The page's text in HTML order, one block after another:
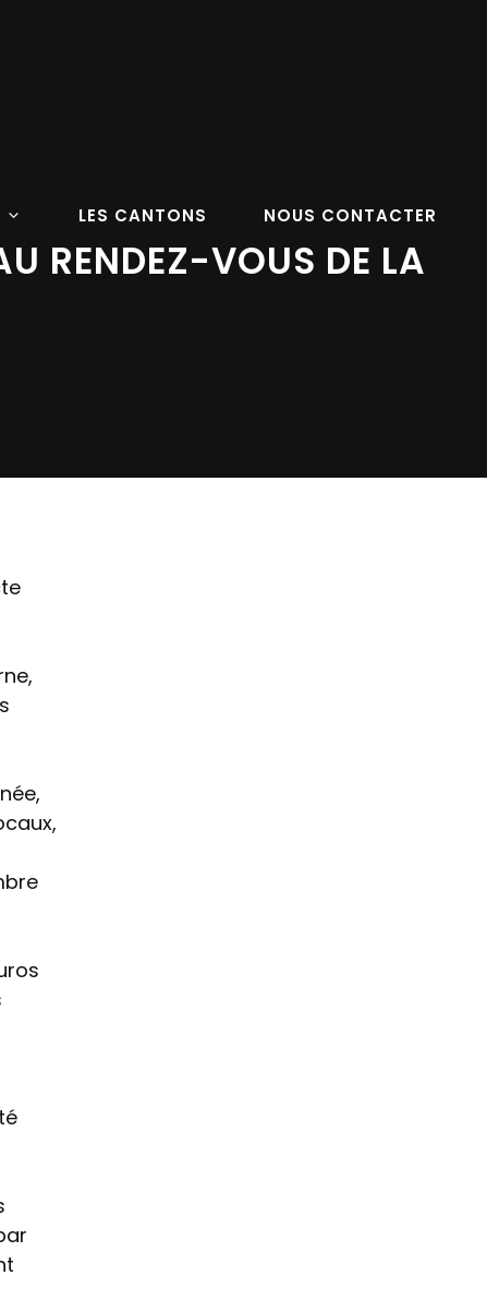
LES CANTONS NOUS CONTACTER
RENDEZ-VOUS DE LA